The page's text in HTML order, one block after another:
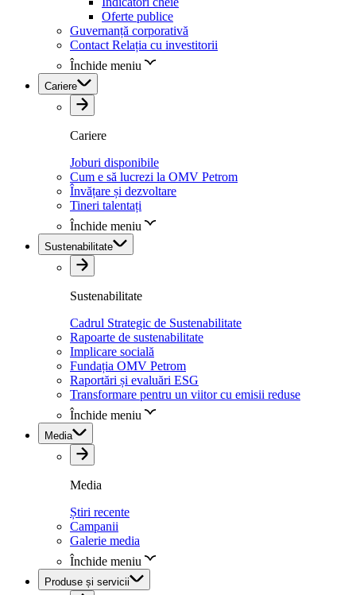
Oferte publice
Guvernanță corporativă
Contact Relația cu investitorii
Închide meniu
Cariere
Cariere
Joburi disponibile
Cum e să lucrezi la OMV Petrom
Învățare și dezvoltare
Tineri talentați
Închide meniu
Sustenabilitate
Sustenabilitate
Cadrul Strategic de Sustenabilitate
Rapoarte de sustenabilitate
Implicare socială
Fundația OMV Petrom
Raportări și evaluări ESG
Transformare pentru un viitor cu emisii reduse
Închide meniu
Media
Media
Știri recente
Campanii
Galerie media
Închide meniu
Produse și servicii